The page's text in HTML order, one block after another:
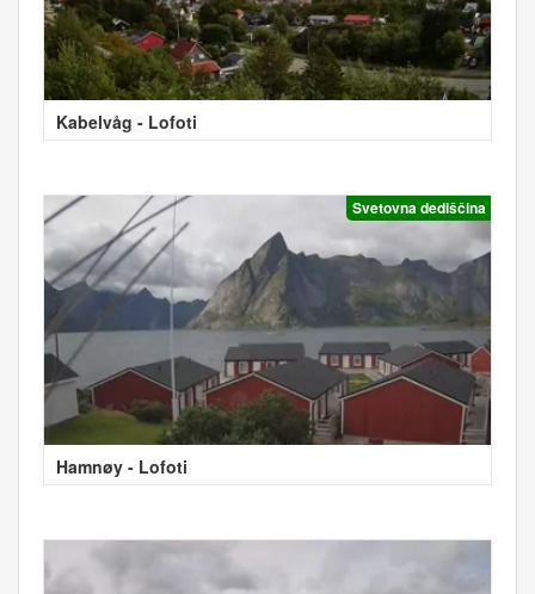
Kabelvåg - Lofoti
Svetovna dediščina
Hamnøy - Lofoti